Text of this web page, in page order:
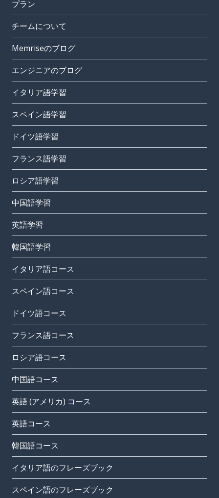
プラン
チームについて
Memriseのブログ
エンジニアのブログ
イタリア語学習
スペイン語学習
ドイツ語学習
フランス語学習
ロシア語学習
中国語学習
英語学習
韓国語学習
イタリア語コース
スペイン語コース
ドイツ語コース
フランス語コース
ロシア語コース
中国語コース
英語 (アメリカ) コース
英語コース
韓国語コース
イタリア語のフレーズブック
スペイン語のフレーズブック